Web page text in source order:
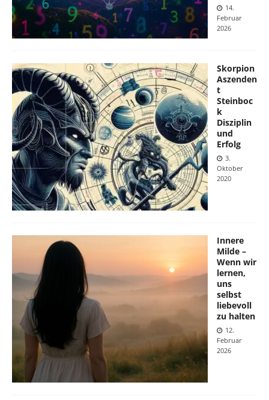
14.
Februar
2026
Skorpion
Aszenden
t
Steinboc
k
Disziplin
und
Erfolg
3.
Oktober
2020
Innere
Milde –
Wenn wir
lernen,
uns
selbst
liebevoll
zu halten
12.
Februar
2026